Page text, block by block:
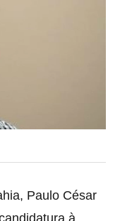
Paulo César
à